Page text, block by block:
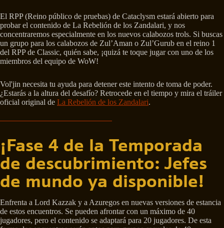
El RPP (Reino público de pruebas) de Cataclysm estará abierto para
probar el contenido de La Rebelión de los Zandalari, y nos
concentraremos especialmente en los nuevos calabozos trols. Si buscas
un grupo para los calabozos de Zul’Aman o Zul’Gurub en el reino 1
del RPP de Classic, quién sabe, ¡quizá te toque jugar con uno de los
miembros del equipo de WoW!
Vol'jin necesita tu ayuda para detener este intento de toma de poder.
¿Estarás a la altura del desafío? Retrocede en el tiempo y mira el tráiler
oficial original de La Rebelión de los Zandalari.
¡Fase 4 de la Temporada
de descubrimiento: Jefes
de mundo ya disponible!
Enfrenta a Lord Kazzak y a Azuregos en nuevas versiones de estancia
de estos encuentros. Se pueden afrontar con un máximo de 40
jugadores, pero el contenido se adaptará para 20 jugadores. De esta